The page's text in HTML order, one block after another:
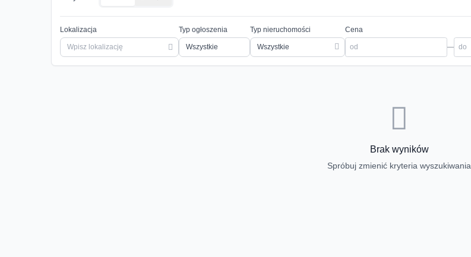
Lokalizacja Typ ogłoszenia Typ nieruchomości
Wszystkie
Cena
—
Brak wyników
Spróbuj zmienić kryteria wyszukiwania